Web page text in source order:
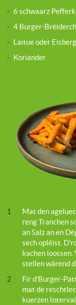
- 6 schwaarz
- 4 Burger-
- Laitue oder
- Koriander
1
Mat den
reng Tranchen
an Salz an en
sech opléist.
kachen loossen.
stellen wärend
2
Fir d’Burger-
mat de
kuerzen